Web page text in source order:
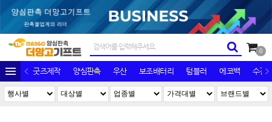
0
굿즈제작 양심판촉 우산 보조배터리 텀블러 에코백 수건/